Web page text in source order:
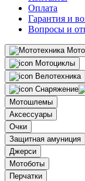
Оплата
Гарантия и
Вопросы и
Мотоциклы
Велотехника
Снаряжение
Мотошлемы
Аксессуары
Очки
Защитная амуниция
Джерси
Мотоботы
Перчатки